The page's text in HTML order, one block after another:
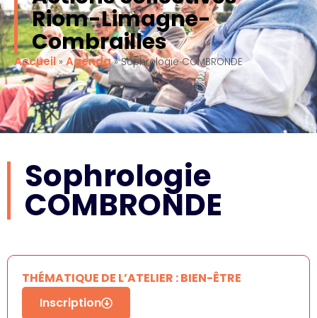
Riom-Limagne-
Combrailles
Accueil»Agenda»Sophrologie COMBRONDE
Sophrologie
COMBRONDE
THÉMATIQUE DE L’ATELIER : BIEN-ÊTRE
Inscription